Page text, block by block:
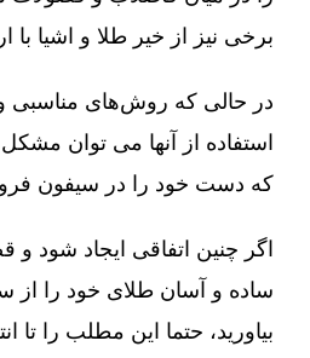
برخی نیز از خیر طلا و اشیا
در حالی که روش‌های مناسبی
استفاده از آنها می توان
که دست خود را در سیفون فرو
اگر چنین اتفاقی ایجاد شود و
ساده و آسان طلای خود را از
بیاورید، حتما این مطلب را تا